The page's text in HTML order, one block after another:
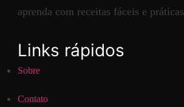
aprenda com receitas fáceis e práticas
Links rápidos
Sobre
Contato